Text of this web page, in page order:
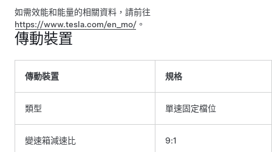
如需效能和能量的相關資料，請前往
https://www.tesla.com/en_mo/ 。
傳動裝置
傳動裝置 規格
類型 單速固定檔位
變速箱減速比 9:1